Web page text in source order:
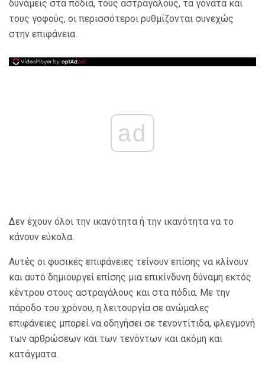
δυνάμεις στα πόδια, τους αστραγάλους, τα γόνατα και
τους γοφούς, οι περισσότεροι ρυθμίζονται συνεχώς
στην επιφάνεια.
ad
Δεν έχουν όλοι την ικανότητα ή την ικανότητα να το
κάνουν εύκολα.
Αυτές οι φυσικές επιφάνειες τείνουν επίσης να κλίνουν
και αυτό δημιουργεί επίσης μια επικίνδυνη δύναμη εκτός
κέντρου στους αστραγάλους και στα πόδια. Με την
πάροδο του χρόνου, η λειτουργία σε ανώμαλες
επιφάνειες μπορεί να οδηγήσει σε τενοντίτιδα, φλεγμονή
των αρθρώσεων και των τενόντων και ακόμη και
κατάγματα.